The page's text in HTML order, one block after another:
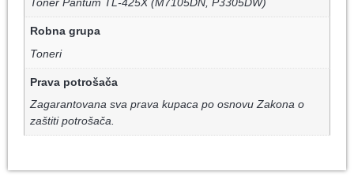
Robna grupa
Toneri
Prava potrošača
Zagarantovana sva prava kupaca po osnovu Zakona o
zaštiti potrošača.